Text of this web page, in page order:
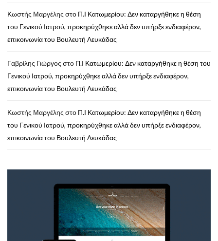
Κωστής Μαργέλης στο Π.Ι Κατωμερίου: Δεν καταργήθηκε η θέση
του Γενικού Ιατρού, προκηρύχθηκε αλλά δεν υπήρξε ενδιαφέρον,
επικοινωνία του Βουλευτή Λευκάδας
Γαβρίλης Γιώργος στο Π.Ι Κατωμερίου: Δεν καταργήθηκε η θέση του
Γενικού Ιατρού, προκηρύχθηκε αλλά δεν υπήρξε ενδιαφέρον,
επικοινωνία του Βουλευτή Λευκάδας
Κωστής Μαργέλης στο Π.Ι Κατωμερίου: Δεν καταργήθηκε η θέση
του Γενικού Ιατρού, προκηρύχθηκε αλλά δεν υπήρξε ενδιαφέρον,
επικοινωνία του Βουλευτή Λευκάδας